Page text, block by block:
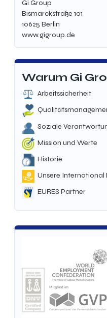
Gi Group
Bismarckstraße 101
10625 Berlin
www.gigroup.de
Warum Gi
Arbeitssicherheit
Soziale
Mission und Werte
Historie
Unsere
EURES Partner